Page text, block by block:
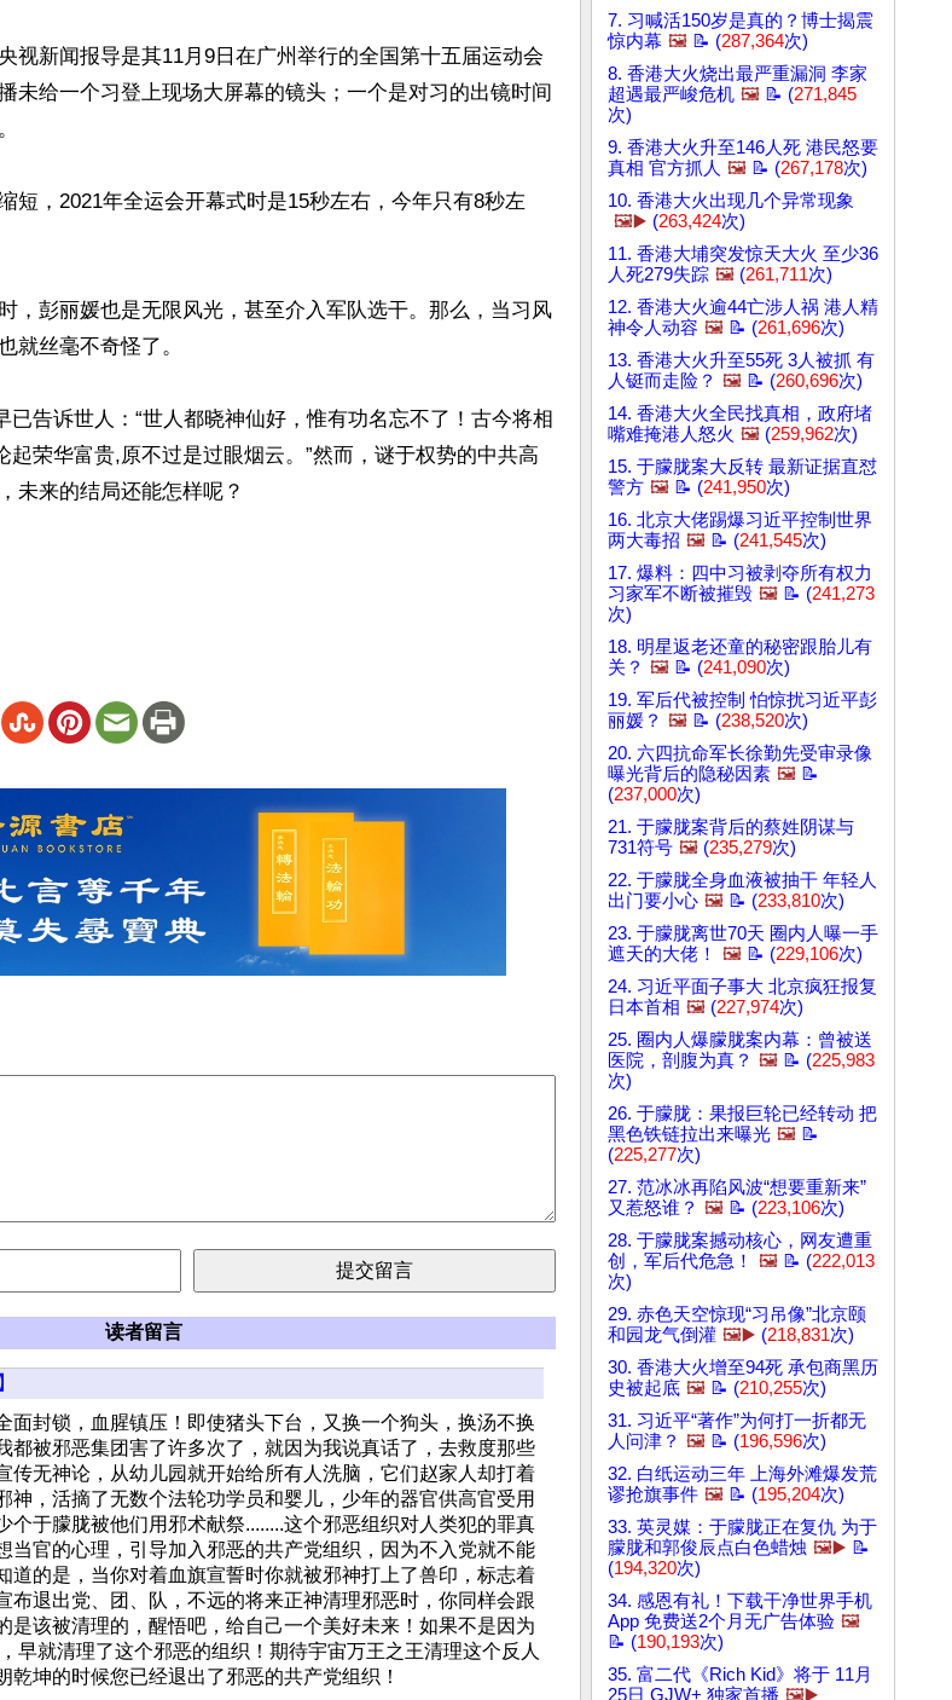
视新闻报导是其11月9日在广州举行的全国第十五届运动会
未给一个习登上现场大屏幕的镜头；一个是对习的出镜时间
短，2021年全运会开幕式时是15秒左右，今年只有8秒左
，彭丽媛也是无限风光，甚至介入军队选干。那么，当习风
就丝毫不奇怪了。
已告诉世人：“世人都晓神仙好，惟有功名忘不了！古今将相
起荣华富贵,原不过是过眼烟云。”然而，谜于权势的中共高
未来的结局还能怎样呢？
读者留言
面封锁，血腥镇压！即使猪头下台，又换一个狗头，换汤不换
都被邪恶集团害了许多次了，就因为我说真话了，去救度那些
传无神论，从幼儿园就开始给所有人洗脑，它们赵家人却打着
神，活摘了无数个法轮功学员和婴儿，少年的器官供高官受用
个于朦胧被他们用邪术献祭........这个邪恶组织对人类犯的罪真
当官的心理，引导加入邪恶的共产党组织，因为不入党就不能
道的是，当你对着血旗宣誓时你就被邪神打上了兽印，标志着
布退出党、团、队，不远的将来正神清理邪恶时，你同样会跟
是该被清理的，醒悟吧，给自己一个美好未来！如果不是因为
早就清理了这个邪恶的组织！期待宇宙万王之王清理这个反人
乾坤的时候您已经退出了邪恶的共产党组织！
7. 习喊活150岁是真的？博士揭震
惊内幕 🖼️ 📝 (287,364次)
8. 香港大火烧出最严重漏洞 李家
超遇最严峻危机 🖼️ 📝 (271,845
次)
9. 香港大火升至146人死 港民怒要
真相 官方抓人 🖼️ 📝 (267,178次)
10. 香港大火出现几个异常现象
🖼️▶️ (263,424次)
11. 香港大埔突发惊天大火 至少36
人死279失踪 🖼️ (261,711次)
12. 香港大火逾44亡涉人祸 港人精
神令人动容 🖼️ 📝 (261,696次)
13. 香港大火升至55死 3人被抓 有
人铤而走险？ 🖼️ 📝 (260,696次)
14. 香港大火全民找真相，政府堵
嘴难掩港人怒火 🖼️ (259,962次)
15. 于朦胧案大反转 最新证据直怼
警方 🖼️ 📝 (241,950次)
16. 北京大佬踢爆习近平控制世界
两大毒招 🖼️ 📝 (241,545次)
17. 爆料：四中习被剥夺所有权力
习家军不断被摧毁 🖼️ 📝 (241,273
次)
18. 明星返老还童的秘密跟胎儿有
关？ 🖼️ 📝 (241,090次)
19. 军后代被控制 怕惊扰习近平彭
丽媛？ 🖼️ 📝 (238,520次)
20. 六四抗命军长徐勤先受审录像
曝光背后的隐秘因素 🖼️ 📝
(237,000次)
21. 于朦胧案背后的蔡姓阴谋与
731符号 🖼️ (235,279次)
22. 于朦胧全身血液被抽干 年轻人
出门要小心 🖼️ 📝 (233,810次)
23. 于朦胧离世70天 圈内人曝一手
遮天的大佬！
🖼️ 📝 (229,106次)
24. 习近平面子事大 北京疯狂报复
日本首相 🖼️ (227,974次)
25. 圈内人爆朦胧案内幕：曾被送
医院，剖腹为真？ 🖼️ 📝 (225,983
次)
26. 于朦胧：果报巨轮已经转动 把
黑色铁链拉出来曝光 🖼️ 📝
(225,277次)
27. 范冰冰再陷风波“想要重新来”
又惹怒谁？ 🖼️ 📝 (223,106次)
28. 于朦胧案撼动核心，网友遭重
创，军后代危急！
🖼️ 📝 (222,013
次)
29. 赤色天空惊现“习吊像”北京颐
和园龙气倒灌 🖼️▶️ (218,831次)
30. 香港大火增至94死 承包商黑历
史被起底 🖼️ 📝 (210,255次)
31. 习近平“著作”为何打一折都无
人问津？ 🖼️ 📝 (196,596次)
32. 白纸运动三年 上海外滩爆发荒
谬抢旗事件 🖼️ 📝 (195,204次)
33. 英灵媒：于朦胧正在复仇 为于
朦胧和郭俊辰点白色蜡烛 🖼️▶️ 📝
(194,320次)
34. 感恩有礼！下载干净世界手机
App 免费送2个月无广告体验 🖼️
📝 (190,193次)
35. 富二代《Rich Kid》将于 11月
25日 GJW+ 独家首播 🖼️▶️